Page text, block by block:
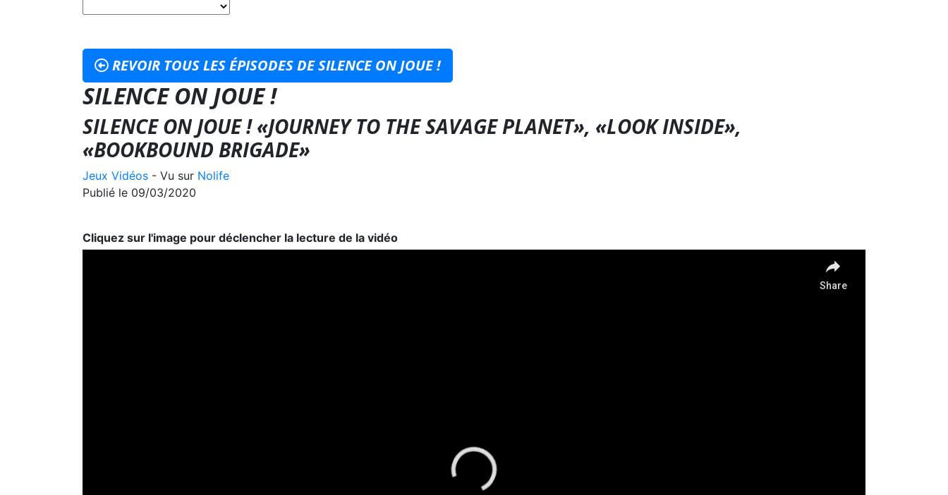
REVOIR TOUS LES ÉPISODES DE SILENCE ON JOUE !
SILENCE ON JOUE !
SILENCE ON JOUE ! «JOURNEY TO THE SAVAGE PLANET», «LOOK INSIDE»,
«BOOKBOUND BRIGADE»
Jeux Vidéos - Vu sur Nolife
Publié le 09/03/2020
Cliquez sur l'image pour déclencher la lecture de la vidéo